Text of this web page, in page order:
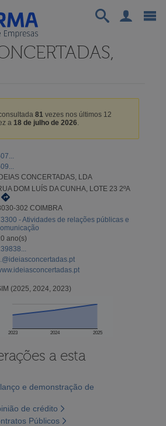
81vezes nos últimos 12
a 18 de julho de 2026.
CONCERTADAS, LDA
DOM LUÍS DA CUNHA, LOTE 23 2ºA
302 COIMBRA
- Atividades de relações públicas e
ano(s)
(2025, 2024, 2023)
2023 2024 2025
a esta
e demonstração de
de crédito
Públicos